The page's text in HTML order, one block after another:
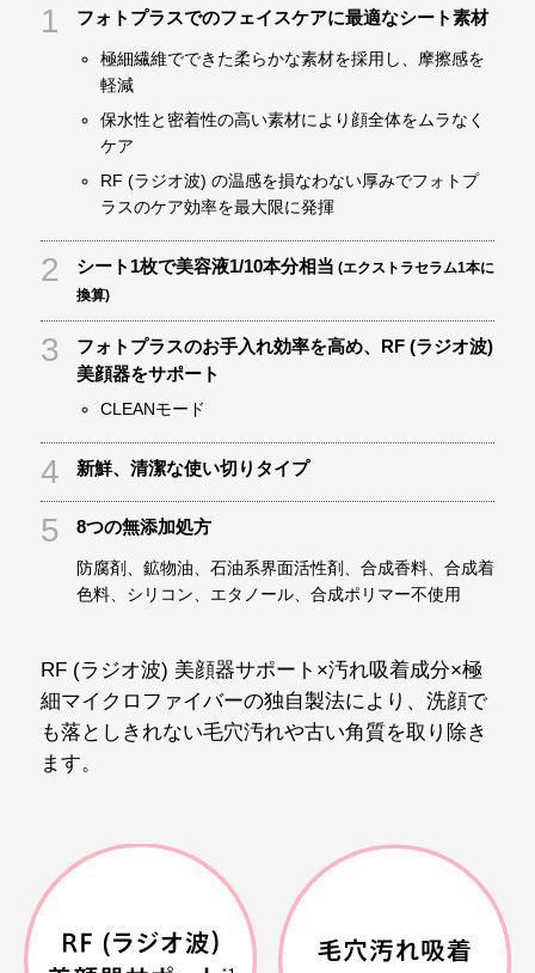
1 フォトプラスでのフェイスケアに最適なシート素材
極細繊維でできた柔らかな素材を採用し、摩擦感を
軽減
保水性と密着性の高い素材により顔全体をムラなく
ケア
RF (ラジオ波) の温感を損なわない厚みでフォトプ
ラスのケア効率を最大限に発揮
2 シート1枚で美容液1/10本分相当 (エクストラセラム1本に
換算)
3
フォトプラスのお手入れ効率を高め、RF (ラジオ波)
美顔器をサポート
CLEANモード
4 新鮮、清潔な使い切りタイプ
5 8つの無添加処方
防腐剤、鉱物油、石油系界面活性剤、合成香料、合成着
色料、シリコン、エタノール、合成ポリマー不使用
RF (ラジオ波) 美顔器サポート×汚れ吸着成分×極
細マイクロファイバーの独自製法により、洗顔で
も落としきれない毛穴汚れや古い角質を取り除き
ます。